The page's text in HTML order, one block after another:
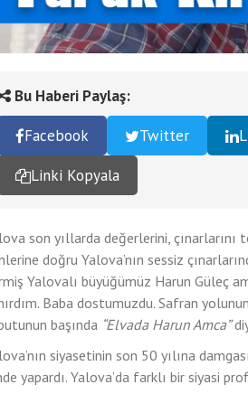
Bu Haberi Paylaş:
Facebook
Twitter
Linki Kopyala
son yıllarda değerlerini,
doğru Yalova’nın sessiz
Yalovalı büyüğümüz Harun Güleç
Baba dostumuzdu. Safran
başında “Elvada Harun Amca”
siyasetinin son 50 yılına
yapardı. Yalova’da farklı bir siyasi